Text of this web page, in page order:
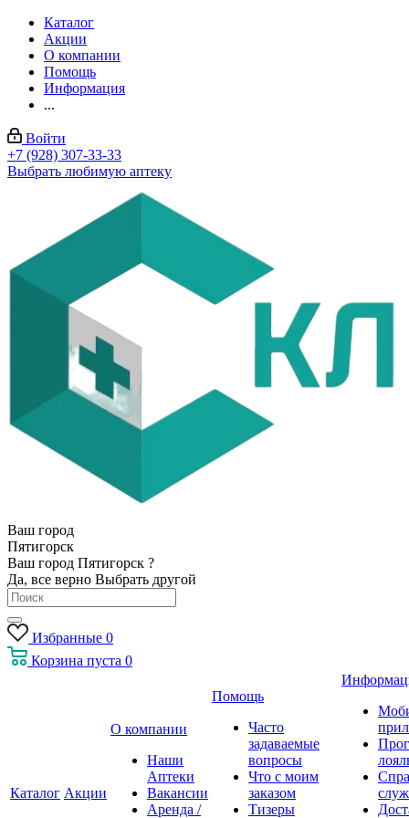
Каталог
Акции
О компании
Помощь
Информация
...
Войти
+7 (928) 307-33-33
Выбрать любимую аптеку
Ваш город
Пятигорск
Ваш город Пятигорск ?
Да, все верно Выбрать другой
Избранные 0
Корзина пуста 0
Каталог Акции
О компании
Наши
Аптеки
Вакансии
Аренда /
Помощь
Часто
задаваемые
вопросы
Что с моим
заказом
Тизеры